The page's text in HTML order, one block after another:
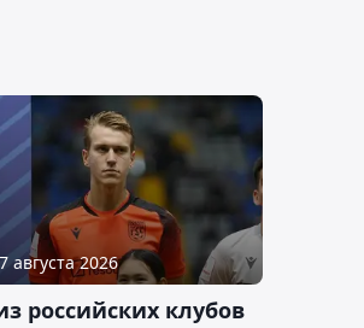
августа 2026
российских клубов